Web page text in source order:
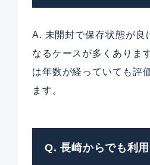
A. 未開封で保存状態が良
なるケースが多くありま
は年数が経っていても評
ます。
Q. 長崎からでも利